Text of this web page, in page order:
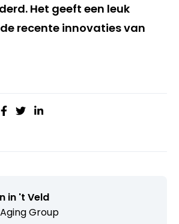
Het geeft een leuk
recente innovaties van
in 't Veld
Group